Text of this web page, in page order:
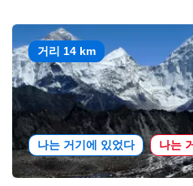
거리 14 km
나는 거기에 있었다 나는